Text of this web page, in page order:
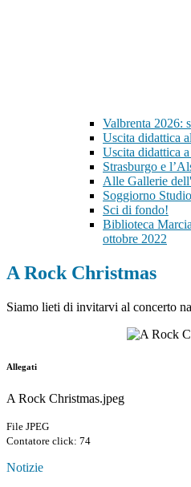
Valbrenta 2026:
Uscita didattica
Uscita didattica
Strasburgo e
Alle Gallerie
Soggiorno
Sci di fondo!
Biblioteca
ottobre 2022
A Rock Christmas
Siamo lieti di invitarvi al concerto
Allegati
A Rock Christmas.jpeg
File JPEG
Contatore click: 74
Notizie